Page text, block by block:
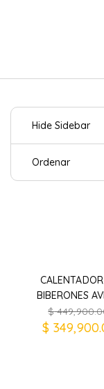
Hide Sidebar
Ordenar
BIBERONES
$
$